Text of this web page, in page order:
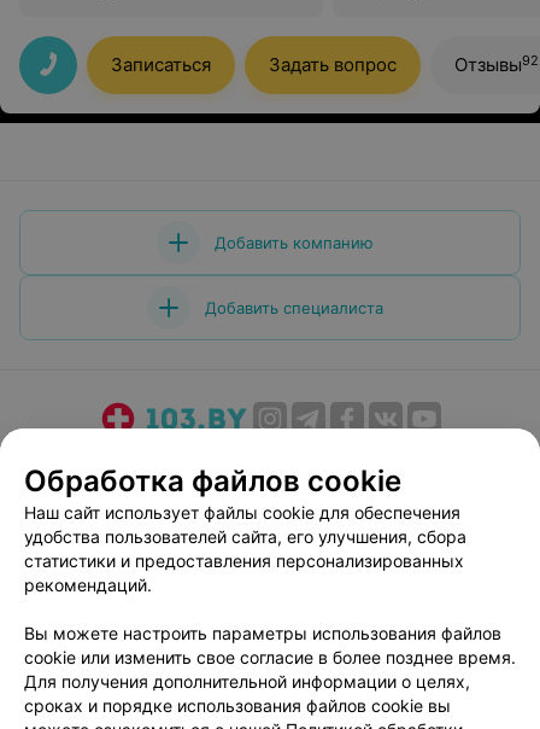
Записаться Задать вопрос Отзывы
Добавить компанию
Добавить специалиста
Медицинский маркетинг
Публичный договор
Пользовательское соглашение
Способы оплаты
Вакансии
Партнеры
Написать руководителю 103.by
Персональные настройки cookie
Обработка персональных данных
Обработка файлов cookie
Наш сайт использует файлы cookie для обеспечения
удобства пользователей сайта, его улучшения, сбора
статистики и предоставления персонализированных
рекомендаций.
Вы можете настроить параметры использования файлов
cookie или изменить свое согласие в более позднее время.
Для получения дополнительной информации о целях,
сроках и порядке использования файлов cookie вы